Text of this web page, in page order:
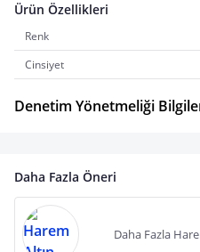
Ürün Özellikleri
Renk
Cinsiyet
Denetim Yönetmeliği
Daha Fazla Öneri
Daha Fazla